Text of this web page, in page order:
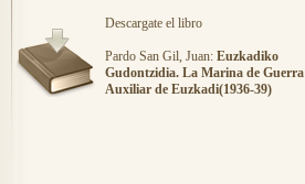
Descargate el libro
Pardo San Gil, Juan:Euzkadiko
Gudontzidia. La Marina de Guerra
Auxiliar de Euzkadi(1936-39)